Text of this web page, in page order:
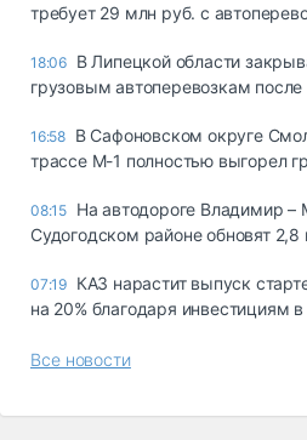
требует 29 млн руб. с
18:06 В Липецкой области
грузовым автоперевозкам
16:58 В Сафоновском округе
трассе М-1 полностью выгорел
08:15 На автодороге Владимир
Судогодском районе обновят 2,8
07:19 КАЗ нарастит выпуск
на 20% благодаря инвестициям
Все новости